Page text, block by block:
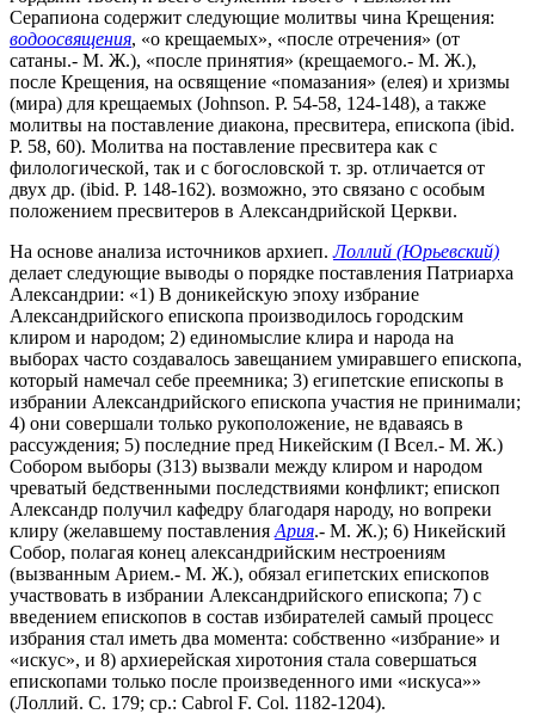
Серапиона содержит следующие молитвы чина Крещения:
водоосвящения, «о крещаемых», «после отречения» (от
сатаны.- М. Ж.), «после принятия» (крещаемого.- М. Ж.),
после Крещения, на освящение «помазания» (елея) и хризмы
(мира) для крещаемых (Johnson. P. 54-58, 124-148), а также
молитвы на поставление диакона, пресвитера, епископа (ibid.
P. 58, 60). Молитва на поставление пресвитера как с
филологической, так и с богословской т. зр. отличается от
двух др. (ibid. P. 148-162). возможно, это связано с особым
положением пресвитеров в Александрийской Церкви.
На основе анализа источников архиеп.Лоллий (Юрьевский)
делает следующие выводы о порядке поставления Патриарха
Александрии: «1) В доникейскую эпоху избрание
Александрийского епископа производилось городским
клиром и народом; 2) единомыслие клира и народа на
выборах часто создавалось завещанием умиравшего епископа,
который намечал себе преемника; 3) египетские епископы в
избрании Александрийского епископа участия не принимали;
4) они совершали только рукоположение, не вдаваясь в
рассуждения; 5) последние пред Никейским (I Всел.- М. Ж.)
Собором выборы (313) вызвали между клиром и народом
чреватый бедственными последствиями конфликт; епископ
Александр получил кафедру благодаря народу, но вопреки
клиру (желавшему поставления Ария.- М. Ж.); 6) Никейский
Собор, полагая конец александрийским нестроениям
(вызванным Арием.- М. Ж.), обязал египетских епископов
участвовать в избрании Александрийского епископа; 7) с
введением епископов в состав избирателей самый процесс
избрания стал иметь два момента: собственно «избрание» и
«искус», и 8) архиерейская хиротония стала совершаться
епископами только после произведенного ими «искуса»»
(Лоллий. С. 179; ср.: Cabrol F. Col. 1182-1204).